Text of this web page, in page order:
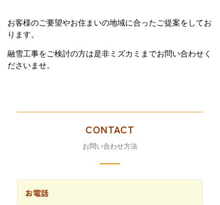
お客様のご要望やお住まいの地域に合ったご提案をしてお
ります。
融雪工事をご検討の方は是非ミズカミまでお問い合わせく
ださいませ。
CONTACT
お問い合わせ方法
お電話